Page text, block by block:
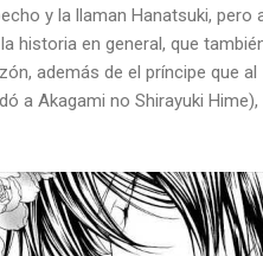
y la llaman Hanatsuki, pero
historia en general, que
además de el príncipe que al
a Akagami no Shirayuki Hime),